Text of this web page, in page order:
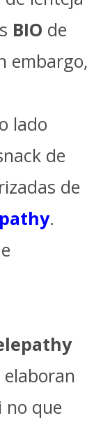
BIO de
embargo,
lado
de
de
.
no que